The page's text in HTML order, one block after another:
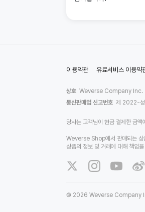
이용약관 유료서비스 이용약
상호 Weverse Company Inc.
통신판매업 신고번호 제 2022-
당사는 고객님이 현금 결제한 금
Weverse Shop에서 판매되는 상
상품의 정보 및 거래에 대해 책임
© 2026 Weverse Company